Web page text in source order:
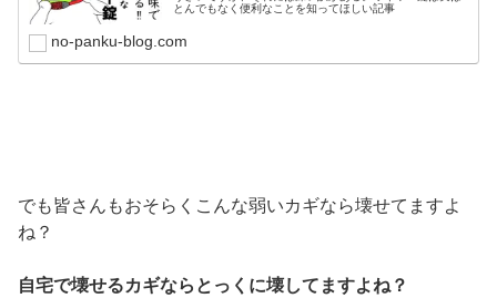
とんでもなく便利なことを知ってほしい記事
no-panku-blog.com
でも皆さんもおそらくこんな弱いカギなら壊せてますよ
ね？
自宅で壊せるカギならとっくに壊してますよね？